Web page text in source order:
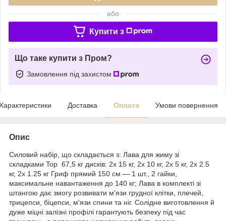
або
Купити з
Що таке купити з Пром?
Замовлення під захистом
Доставка Оплата Умови повернення
Опис
Силовий набір, що складається з: Лава для жиму зі
складками Top 67,5 кг дисків: 2х 15 кг, 2х 10 кг, 2х 5 кг, 2х 2.5
кг, 2х 1.25 кг Гриф прямий 150 см — 1 шт., 2 гайки,
максимальне навантаження до 140 кг; Лава в комплекті зі
штангою дає змогу розвивати м'язи грудної клітки, плечей,
трицепси, біцепси, м'язи спини та ніг. Солідне виготовлення й
дуже міцні залізні профілі гарантують безпеку під час